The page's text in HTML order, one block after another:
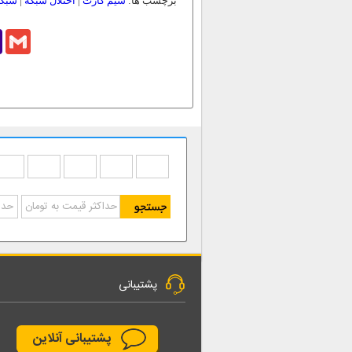
Gmail
پشتیبانی
پشتیبانی آنلاین